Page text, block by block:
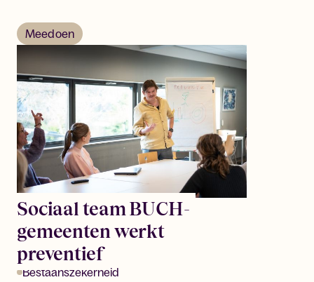
Meedoen
Sociaal team BUCH-
gemeenten werkt
preventief
Bestaanszekerheid